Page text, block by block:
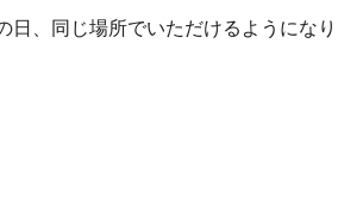
日、同じ場所でいただけるようにな